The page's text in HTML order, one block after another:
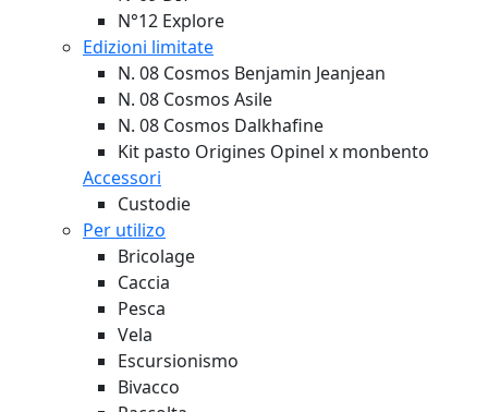
N°12 Explore
Edizioni limitate
N. 08 Cosmos Benjamin Jeanjean
N. 08 Cosmos Asile
N. 08 Cosmos Dalkhafine
Kit pasto Origines Opinel x monbento
Accessori
Custodie
Per utilizo
Bricolage
Caccia
Pesca
Vela
Escursionismo
Bivacco